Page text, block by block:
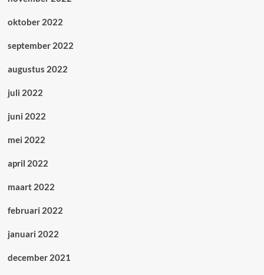
oktober 2022
september 2022
augustus 2022
juli 2022
juni 2022
mei 2022
april 2022
maart 2022
februari 2022
januari 2022
december 2021